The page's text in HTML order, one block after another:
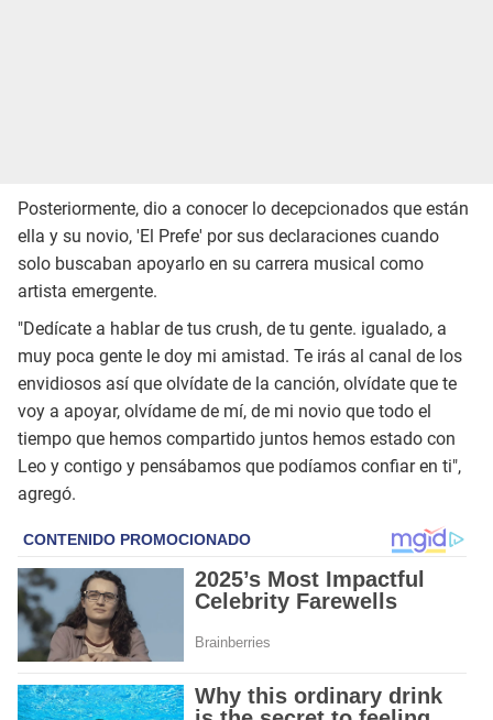
Posteriormente, dio a conocer lo decepcionados que están
ella y su novio, 'El Prefe' por sus declaraciones cuando
solo buscaban apoyarlo en su carrera musical como
artista emergente.
"Dedícate a hablar de tus crush, de tu gente. igualado, a
muy poca gente le doy mi amistad. Te irás al canal de los
envidiosos así que olvídate de la canción, olvídate que te
voy a apoyar, olvídame de mí, de mi novio que todo el
tiempo que hemos compartido juntos hemos estado con
Leo y contigo y pensábamos que podíamos confiar en ti",
agregó.